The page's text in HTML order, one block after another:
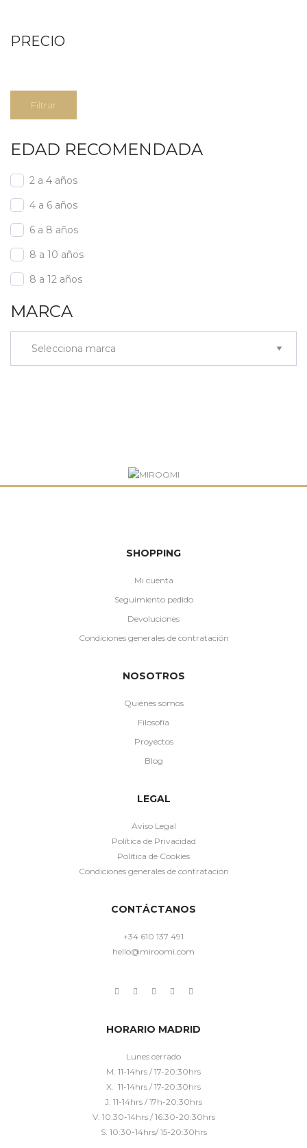
PRECIO
Filtrar
EDAD RECOMENDADA
2 a 4 años
4 a 6 años
6 a 8 años
8 a 10 años
8 a 12 años
MARCA
SHOPPING
Mi cuenta
Seguimiento pedido
Devoluciones
Condiciones generales de contratación
NOSOTROS
Quiénes somos
Filosofía
Proyectos
Blog
LEGAL
Aviso Legal
Política de Privacidad
Política de Cookies
Condiciones generales de contratación
CONTÁCTANOS
+34 610 137 491
hello@miroomi.com
HORARIO MADRID
Lunes cerrado
M. 11-14hrs / 17-20:30hrs
X. 11-14hrs / 17-20:30hrs
J. 11-14hrs / 17h-20:30hrs
V. 10:30-14hrs / 16:30-20:30hrs
S. 10:30-14hrs/ 15-20:30hrs